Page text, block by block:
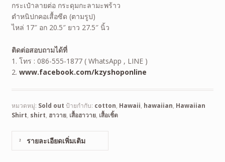
กระเป๋าลายต่อ กระดุมกะลามะพร้าว
ตำหนิปกคอเสื้อซีด (ตามรูป)
ไหล่ 17″ อก 20.5″ ยาว 27.5″ นิ้ว
ติดต่อสอบถามได้ที่
1. โทร : 086-555-1877 ( WhatsApp , LINE )
2. www.facebook.com/kzyshoponline
หมวดหมู่: Sold out ป้ายกำกับ: cotton, Hawaii, hawaiian, Hawaiian
Shirt, shirt, ฮาวาย, เสื้อฮาวาย, เสื้อเชิ้ต
รายละเอียดเพิ่มเติม